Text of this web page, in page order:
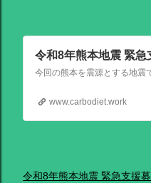
令和8年熊本地震 緊急
www.carbodiet.work
令和8年熊本地震 緊急支援